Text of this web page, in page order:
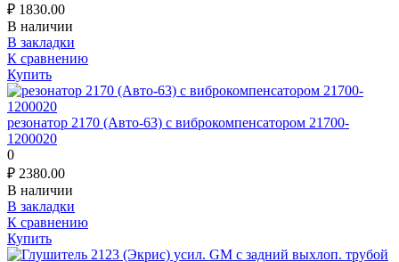
₽ 1830.00
В наличии
В закладки
К сравнению
Купить
резонатор 2170 (Авто-63) с виброкомпенсатором 21700-
1200020
0
₽ 2380.00
В наличии
В закладки
К сравнению
Купить